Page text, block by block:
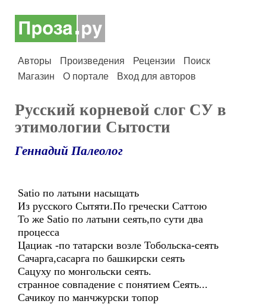
Авторы Произведения Рецензии
Поиск
Магазин
О портале Вход для авторов
Русский корневой слог СУ в
этимологии Сытости
Геннадий Палеолог
Satio по латыни насыщать
Из русского Сытяти.По гречески Саттою
То же Satio по латыни сеять,по сути два
процесса
Цациак -по татарски возле Тобольска-сеять
Сачарга,сасарга по башкирски сеять
Сацуху по монгольски сеять.
странное совпадение с понятием Сеять...
Сачикоу по манчжурски топор